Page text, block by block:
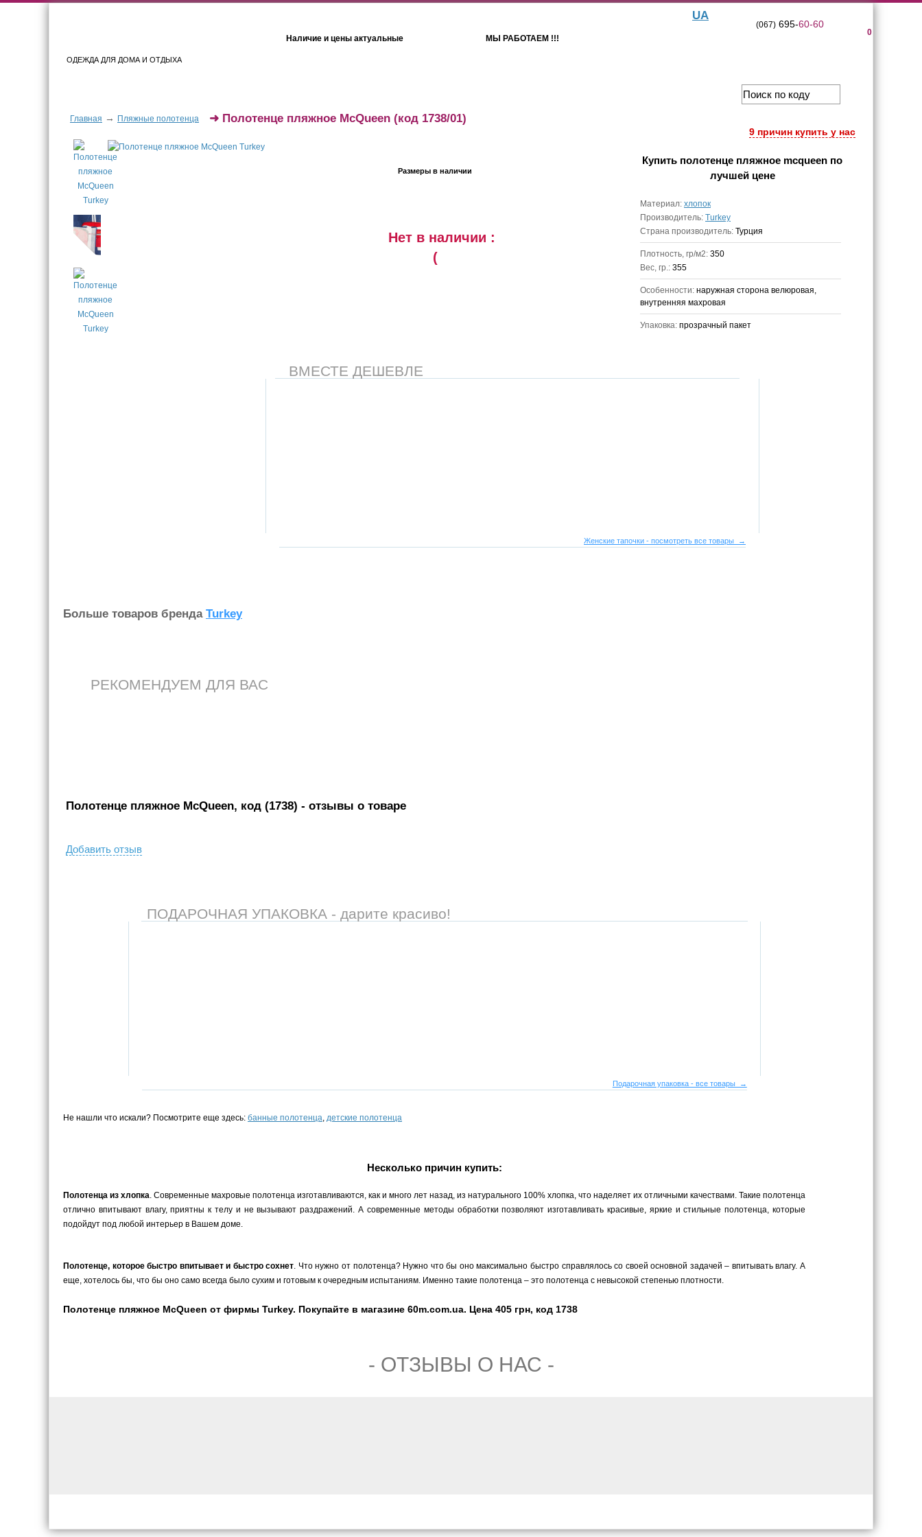
ОДЕЖДА ДЛЯ ДОМА И ОТДЫХА
Наличие и цены актуальные МЫ РАБОТАЕМ !!!
UA
0
(067)695-60-60
Главная → Пляжные полотенца
9 причин купить у нас
➜ Полотенце пляжное McQueen (код 1738/01)
Размеры в наличии
Нет в наличии :
(
Купить полотенце пляжное mcqueen по
лучшей цене
Материал: хлопок
Производитель: Turkey
Страна производитель: Турция
Плотность, гр/м2: 350
Вес, гр.: 355
Особенности: наружная сторона велюровая,
внутренняя махровая
Упаковка: прозрачный пакет
ВМЕСТЕ ДЕШЕВЛЕ
Женские тапочки - посмотреть все товары →
Больше товаров бренда Turkey
РЕКОМЕНДУЕМ ДЛЯ ВАС
Полотенце пляжное McQueen, код (1738) - отзывы о товаре
Добавить отзыв
ПОДАРОЧНАЯ УПАКОВКА - дарите красиво!
Подарочная упаковка - все товары →
Не нашли что искали? Посмотрите еще здесь: банные полотенца, детские полотенца
Несколько причин купить:
Полотенца из хлопка. Современные махровые полотенца изготавливаются, как и много лет назад, из натурального 100% хлопка, что наделяет их отличными качествами. Такие полотенца
отлично впитывают влагу, приятны к телу и не вызывают раздражений. А современные методы обработки позволяют изготавливать красивые, яркие и стильные полотенца, которые
подойдут под любой интерьер в Вашем доме.
Полотенце, которое быстро впитывает и быстро сохнет. Что нужно от полотенца? Нужно что бы оно максимально быстро справлялось со своей основной задачей – впитывать влагу. А
еще, хотелось бы, что бы оно само всегда было сухим и готовым к очередным испытаниям. Именно такие полотенца – это полотенца с невысокой степенью плотности.
Полотенце пляжное McQueen от фирмы Turkey. Покупайте в магазине 60m.com.ua. Цена 405 грн, код 1738
- ОТЗЫВЫ О НАС -